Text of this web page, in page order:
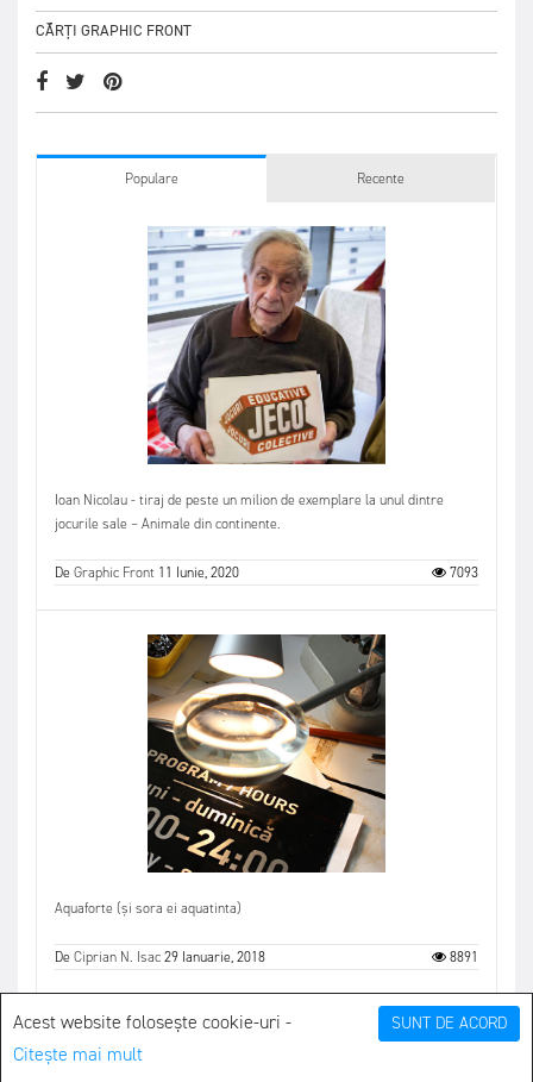
SUNT DE ACORD
Acest website folosește cookie-uri -
Citește mai mult
CĂRȚI GRAPHIC FRONT
Populare Recente
Ioan Nicolau - tiraj de peste un milion de exemplare la unul dintre
jocurile sale – Animale din continente.
DeGraphic Front 11 Iunie, 2020 7093
Aquaforte (și sora ei aquatinta)
DeCiprian N. Isac29 Ianuarie, 2018 8891